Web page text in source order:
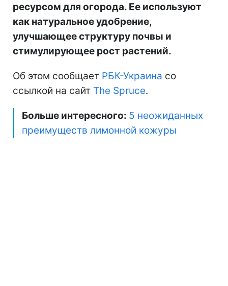
ресурсом для огорода. Ее используют
как натуральное удобрение,
улучшающее структуру почвы и
стимулирующее рост растений.
Об этом сообщает РБК-Украина со
ссылкой на сайт The Spruce.
Больше интересного: 5 неожиданных
преимуществ лимонной кожуры